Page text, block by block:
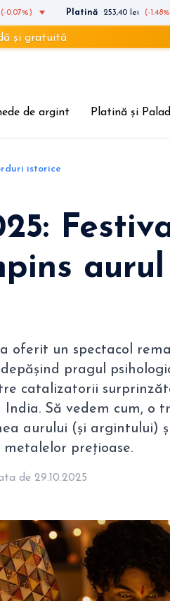
(-0.07%) Platină 253,40 lei (-
de argint Platină și
istorice
oferit un spectacol
pragul
catalizatorii
Să vedem cum, o
aurului (și argintului)
prețioase.
de 29.10.2025